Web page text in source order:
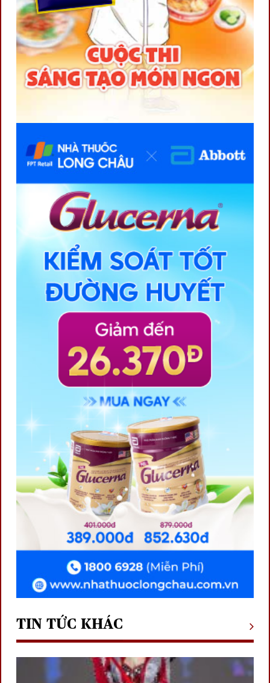
TIN TỨC KHÁC